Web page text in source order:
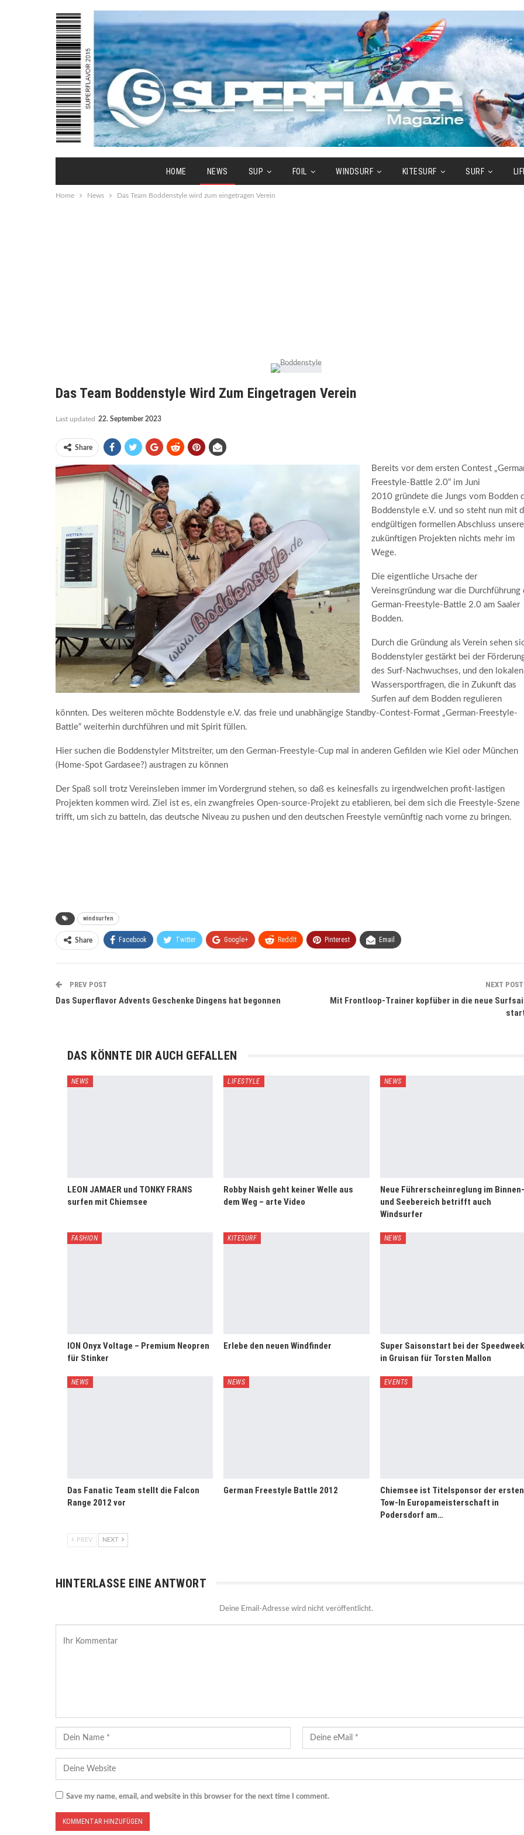
HOME NEWS SUP FOIL WINDSURF KITESURF SURF
Home News Das Team Boddenstyle wird zum eingetragen Verein
Das Team Boddenstyle Wird Zum Eingetragen Verein
Last updated 22. September 2023
Share
Bereits vor dem ersten Contest
Freestyle-Battle 2.0“ im Juni
2010 gründete die Jungs vom Bodden
Boddenstyle e.V. und so steht nun mit
endgültigen formellen Abschluss
zukünftigen Projekten nichts mehr im
Wege.
Die eigentliche Ursache der
Vereinsgründung war die Durchführung
German-Freestyle-Battle 2.0 am Saaler
Bodden.
Durch die Gründung als Verein sehen
Boddenstyler gestärkt bei der
des Surf-Nachwuchses, und den lokalen
Wassersportfragen, die in Zukunft das
Surfen auf dem Bodden regulieren
könnten. Des weiteren möchte Boddenstyle e.V. das freie und unabhängige Standby-Contest-Format „German-Freestyle-
Battle“ weiterhin durchführen und mit Spirit füllen.
Hier suchen die Boddenstyler Mitstreiter, um den German-Freestyle-Cup mal in anderen Gefilden wie Kiel oder München
(Home-Spot Gardasee?) austragen zu können
Der Spaß soll trotz Vereinsleben immer im Vordergrund stehen, so daß es keinesfalls zu irgendwelchen profit-lastigen
Projekten kommen wird. Ziel ist es, ein zwangfreies Open-source-Projekt zu etablieren, bei dem sich die Freestyle-Szene
trifft, um sich zu batteln, das deutsche Niveau zu pushen und den deutschen Freestyle vernünftig nach vorne zu bringen.
windsurfen
Share Facebook Twitter Google+ ReddIt Pinterest Email
PREV POST
Das Superflavor Advents Geschenke Dingens hat begonnen
NEXT
Mit Frontloop-Trainer kopfüber in die neue
DAS KÖNNTE DIR AUCH GEFALLEN
NEWS
LEON JAMAER und TONKY FRANS
surfen mit Chiemsee
LIFESTYLE
Robby Naish geht keiner Welle aus
dem Weg – arte Video
NEWS
Neue Führerscheinreglung im Binnen-
und Seebereich betrifft auch
Windsurfer
FASHION
ION Onyx Voltage – Premium Neopren
für Stinker
KITESURF
Erlebe den neuen Windfinder
NEWS
Super Saisonstart bei der Speedweek
in Gruisan für Torsten Mallon
NEWS
Das Fanatic Team stellt die Falcon
Range 2012 vor
NEWS
German Freestyle Battle 2012
EVENTS
Chiemsee ist Titelsponsor der ersten
Tow-In Europameisterschaft in
Podersdorf am…
PREV NEXT
HINTERLASSE EINE ANTWORT
Deine Email-Adresse wird nicht veröffentlicht.
Save my name, email, and website in this browser for the next time I comment.